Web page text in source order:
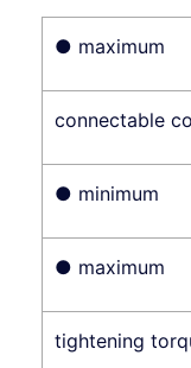
● maximum
connectable
● minimum
● maximum
tightening